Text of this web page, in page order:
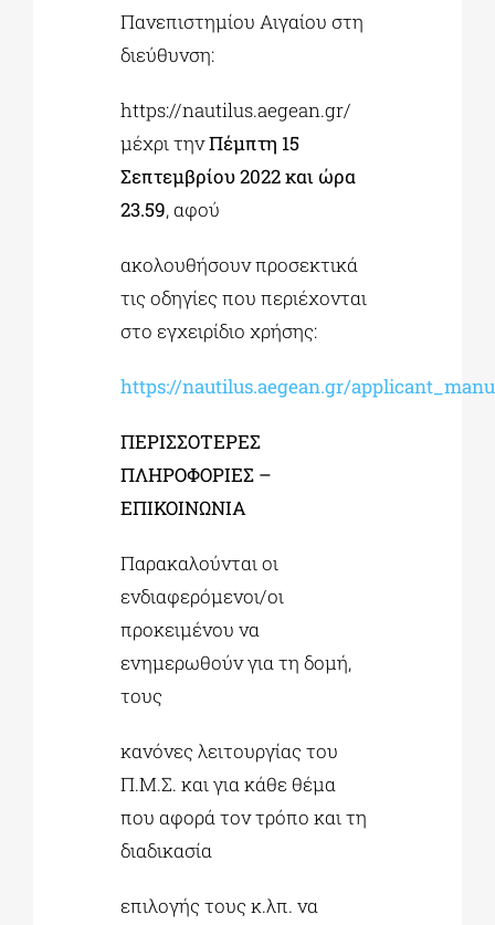
Πανεπιστημίου Αιγαίου στη
διεύθυνση:
https://nautilus.aegean.gr/
μέχρι τηνΠέμπτη 15
Σεπτεμβρίου 2022 και ώρα
23.59, αφού
ακολουθήσουν προσεκτικά
τις οδηγίες που περιέχονται
στο εγχειρίδιο χρήσης:
https://nautilus.aegean.gr/
ΠΕΡΙΣΣΟΤΕΡΕΣ
ΠΛΗΡΟΦΟΡΙΕΣ –
ΕΠΙΚΟΙΝΩΝΙΑ
Παρακαλούνται οι
ενδιαφερόμενοι/οι
προκειμένου να
ενημερωθούν για τη δομή,
τους
κανόνες λειτουργίας του
Π.Μ.Σ. και για κάθε θέμα
που αφορά τον τρόπο και τη
διαδικασία
επιλογής τους κ.λπ. να